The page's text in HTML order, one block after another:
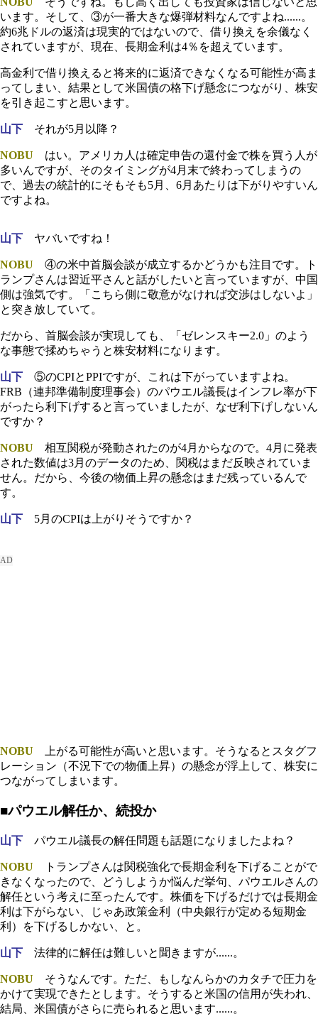
います。そして、③が一番大きな爆弾材料なんですよね......。
約6兆ドルの返済は現実的ではないので、借り換えを余儀なく
されていますが、現在、長期金利は4％を超えています。
高金利で借り換えると将来的に返済できなくなる可能性が高ま
ってしまい、結果として米国債の格下げ懸念につながり、株安
を引き起こすと思います。
山下 それが5月以降？
NOBU はい。アメリカ人は確定申告の還付金で株を買う人が
多いんですが、そのタイミングが4月末で終わってしまうの
で、過去の統計的にそもそも5月、6月あたりは下がりやすいん
ですよね。
山下 ヤバいですね！
NOBU ④の米中首脳会談が成立するかどうかも注目です。ト
ランプさんは習近平さんと話がしたいと言っていますが、中国
側は強気です。「こちら側に敬意がなければ交渉はしないよ」
と突き放していて。
だから、首脳会談が実現しても、「ゼレンスキー2.0」のよう
な事態で揉めちゃうと株安材料になります。
山下 ⑤のCPIとPPIですが、これは下がっていますよね。
FRB（連邦準備制度理事会）のパウエル議長はインフレ率が下
がったら利下げすると言っていましたが、なぜ利下げしないん
ですか？
NOBU 相互関税が発動されたのが4月からなので。4月に発表
された数値は3月のデータのため、関税はまだ反映されていま
せん。だから、今後の物価上昇の懸念はまだ残っているんで
す。
山下 5月のCPIは上がりそうですか？
NOBU 上がる可能性が高いと思います。そうなるとスタグフ
レーション（不況下での物価上昇）の懸念が浮上して、株安に
つながってしまいます。
■パウエル解任か、続投か
山下 パウエル議長の解任問題も話題になりましたよね？
NOBU トランプさんは関税強化で長期金利を下げることがで
きなくなったので、どうしようか悩んだ挙句、パウエルさんの
解任という考えに至ったんです。株価を下げるだけでは長期金
利は下がらない、じゃあ政策金利（中央銀行が定める短期金
利）を下げるしかない、と。
山下 法律的に解任は難しいと聞きますが......。
NOBU そうなんです。ただ、もしなんらかのカタチで圧力を
かけて実現できたとします。そうすると米国の信用が失われ、
結局、米国債がさらに売られると思います......。